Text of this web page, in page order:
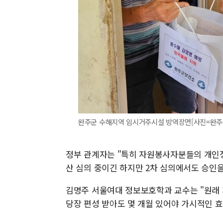
완주군 수해지역 임시거주시설 방역장면[사진
정부 관계자는 "특히 자원봉사자분들의 개
산 심의 중이긴 하지만 2차 심의에서도 승인
김명주 서울여대 정보보호학과 교수는 "원
당장 편성 받아도 몇 개월 있어야 가시적인